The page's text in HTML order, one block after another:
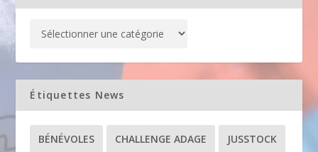
Étiquettes News
BÉNÉVOLES CHALLENGE ADAGE JUSSTOCK